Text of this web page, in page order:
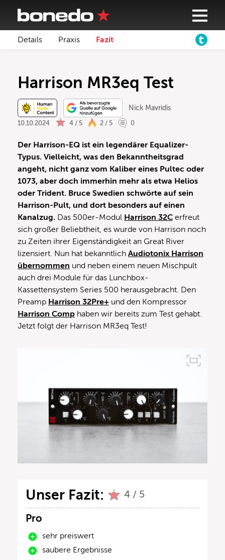
Details Praxis Fazit
Harrison MR3eq Test
Nick Mavridis
10.10.2024 4 / 5 2 / 5 0
Der Harrison-EQ ist ein legendärer Equalizer-
Typus. Vielleicht, was den Bekanntheitsgrad
angeht, nicht ganz vom Kaliber eines Pultec oder
1073, aber doch immerhin mehr als etwa Helios
oder Trident. Bruce Swedien schwörte auf sein
Harrison-Pult, und dort besonders auf einen
Kanalzug. Das 500er-Modul Harrison 32C erfreut
sich großer Beliebtheit, es wurde von Harrison noch
zu Zeiten ihrer Eigenständigkeit an Great River
lizensiert. Nun hat bekanntlich Audiotonix Harrison
übernommen und neben einem neuen Mischpult
auch drei Module für das Lunchbox-
Kassettensystem Series 500 herausgebracht. Den
Preamp Harrison 32Pre+ und den Kompressor
Harrison Comp haben wir bereits zum Test gehabt.
Jetzt folgt der Harrison MR3eq Test!
Unser Fazit: 4 / 5
Pro
sehr preiswert
saubere Ergebnisse